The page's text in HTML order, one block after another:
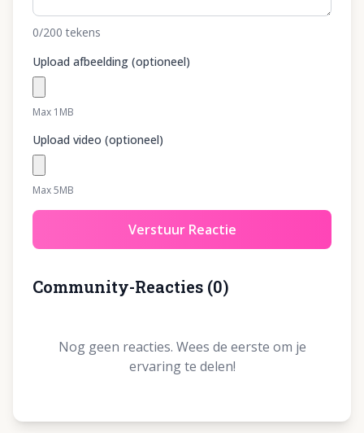
0/200 tekens
Upload afbeelding (optioneel)
Max 1MB
Upload video (optioneel)
Max 5MB
Verstuur Reactie
Community-Reacties (0)
Nog geen reacties. Wees de eerste om je
ervaring te delen!